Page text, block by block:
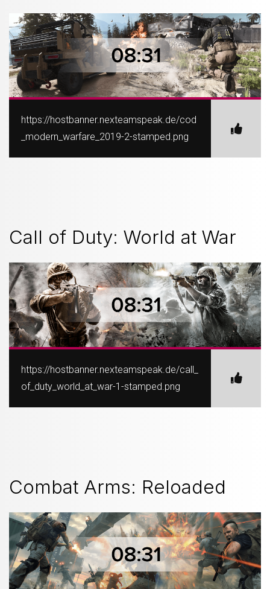
https://hostbanner.nexteamspeak.de/cod
_modern_warfare_2019-2-stamped.png
Call of Duty: World at War
https://hostbanner.nexteamspeak.de/call_
of_duty_world_at_war-1-stamped.png
Combat Arms: Reloaded